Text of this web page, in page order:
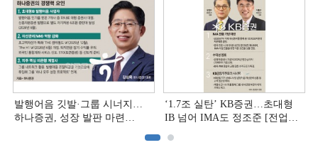
발행어음 깃발·그룹 시너지…
하나증권, 성장 발판 마련
‘1.7조 실탄’ KB증권…초대형
IB 넘어 IMA도 정조준 [전업계